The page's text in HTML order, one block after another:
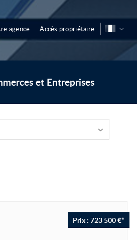
agence Accès propriétaire
et Entreprises
Prix : 723 500 €*